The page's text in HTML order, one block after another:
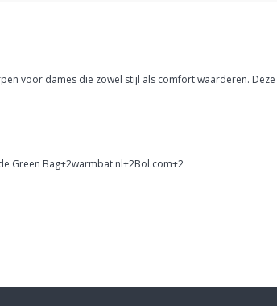
voor dames die zowel stijl als comfort waarderen.
Green Bag+2warmbat.nl+2Bol.com+2